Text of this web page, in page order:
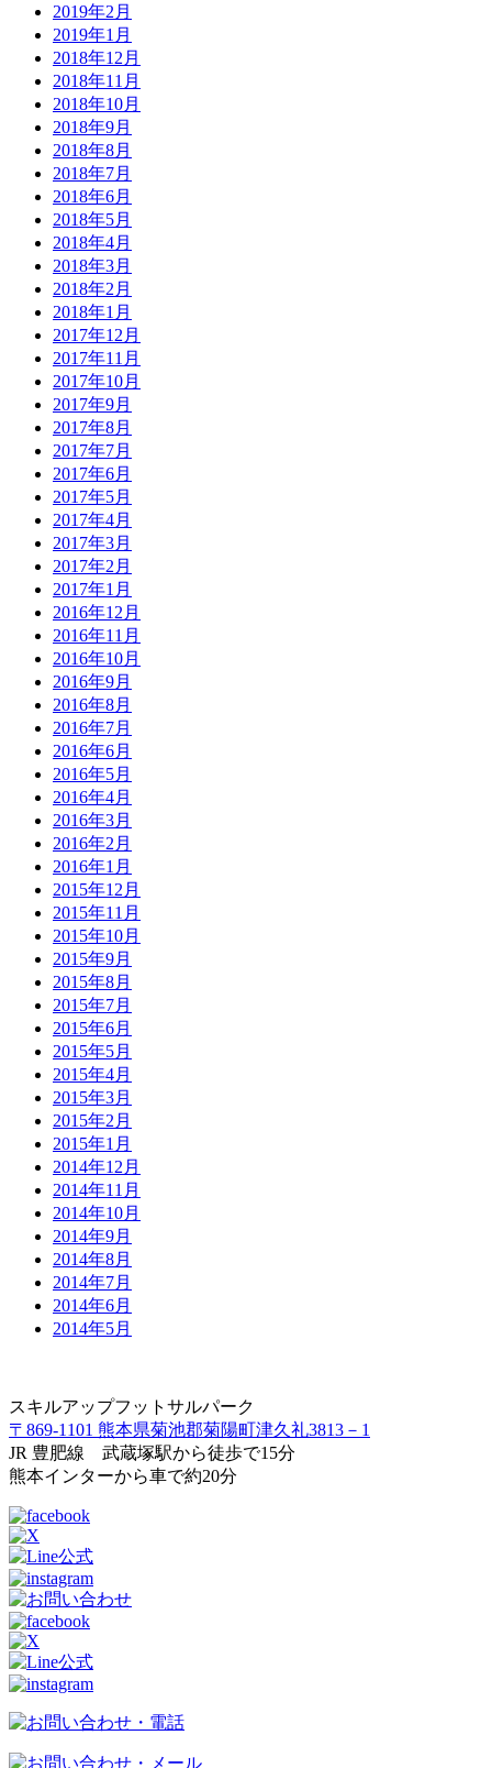
2019年2月
2019年1月
2018年12月
2018年11月
2018年10月
2018年9月
2018年8月
2018年7月
2018年6月
2018年5月
2018年4月
2018年3月
2018年2月
2018年1月
2017年12月
2017年11月
2017年10月
2017年9月
2017年8月
2017年7月
2017年6月
2017年5月
2017年4月
2017年3月
2017年2月
2017年1月
2016年12月
2016年11月
2016年10月
2016年9月
2016年8月
2016年7月
2016年6月
2016年5月
2016年4月
2016年3月
2016年2月
2016年1月
2015年12月
2015年11月
2015年10月
2015年9月
2015年8月
2015年7月
2015年6月
2015年5月
2015年4月
2015年3月
2015年2月
2015年1月
2014年12月
2014年11月
2014年10月
2014年9月
2014年8月
2014年7月
2014年6月
2014年5月
スキルアップフットサルパーク
〒869-1101 熊本県菊池郡菊陽町津久礼3813－1
JR 豊肥線 武蔵塚駅から徒歩で15分
熊本インターから車で約20分